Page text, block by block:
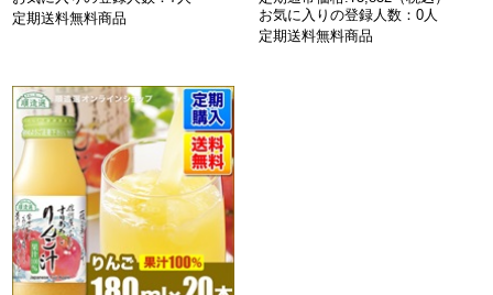
定期送料無料商品
お気に入りの登録人数：0人
定期送料無料商品